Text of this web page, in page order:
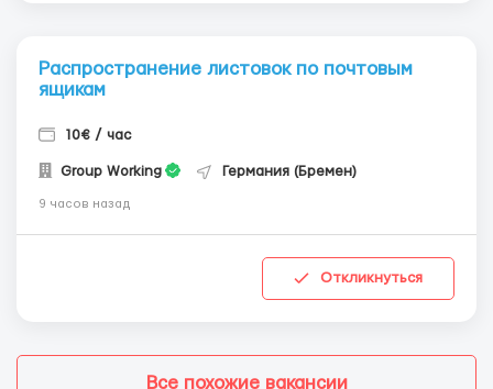
Распространение листовок по почтовым
ящикам
10€ / час
Group Working Германия (Бремен)
9 часов назад
Откликнуться
Все похожие вакансии